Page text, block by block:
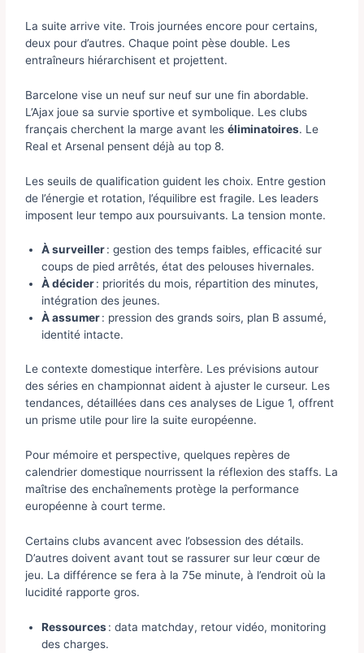
La suite arrive vite. Trois journées encore pour certains,
deux pour d’autres. Chaque point pèse double. Les
entraîneurs hiérarchisent et projettent.
Barcelone vise un neuf sur neuf sur une fin abordable.
L’Ajax joue sa survie sportive et symbolique. Les clubs
français cherchent la marge avant leséliminatoires. Le
Real et Arsenal pensent déjà au top 8.
Les seuils de qualification guident les choix. Entre gestion
de l’énergie et rotation, l’équilibre est fragile. Les leaders
imposent leur tempo aux poursuivants. La tension monte.
À surveiller: gestion des temps faibles, efficacité sur
coups de pied arrêtés, état des pelouses hivernales.
À décider: priorités du mois, répartition des minutes,
intégration des jeunes.
À assumer: pression des grands soirs, plan B assumé,
identité intacte.
Le contexte domestique interfère. Les prévisions autour
des séries en championnat aident à ajuster le curseur. Les
tendances, détaillées dans ces analyses de Ligue 1, offrent
un prisme utile pour lire la suite européenne.
Pour mémoire et perspective, quelques repères de
calendrier domestique nourrissent la réflexion des staffs. La
maîtrise des enchaînements protège la performance
européenne à court terme.
Certains clubs avancent avec l’obsession des détails.
D’autres doivent avant tout se rassurer sur leur cœur de
jeu. La différence se fera à la 75e minute, à l’endroit où la
lucidité rapporte gros.
Ressources: data matchday, retour vidéo, monitoring
des charges.